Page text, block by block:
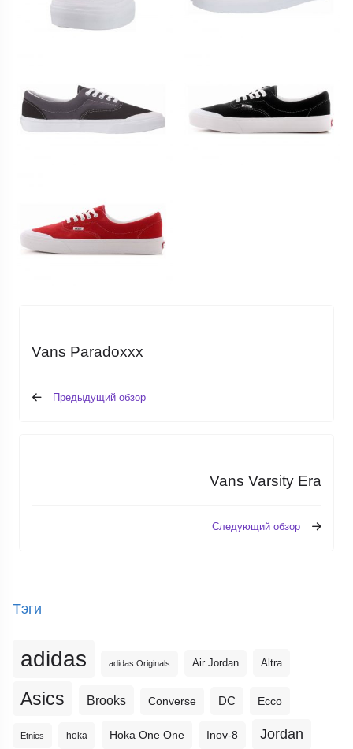
Vans Paradoxxx
Предыдущий обзор
Vans Varsity Era
Следующий обзор
Тэги
adidas adidas Originals Air Jordan Altra
Asics Brooks Converse DC Ecco
Etnies hoka Hoka One One Inov-8 Jordan